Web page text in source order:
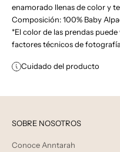
enamorado llenas de color y
Composición: 100% Baby
*El color de las prendas
factores técnicos de
Cuidado del producto
SOBRE NOSOTROS
Conoce Anntarah